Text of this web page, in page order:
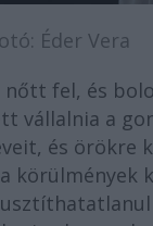
Éder Vera
nőtt fel, és
a
és